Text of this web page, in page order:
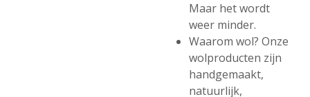
Maar het wordt
weer minder.
Waarom wol? Onze
wolproducten zijn
handgemaakt,
natuurlijk,